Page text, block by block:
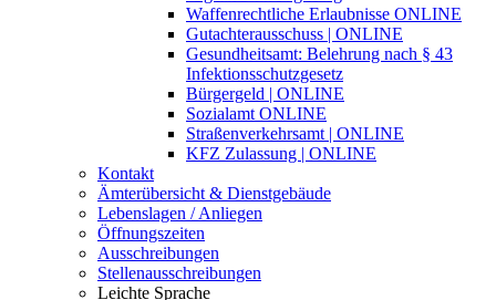
Waffenrechtliche Erlaubnisse ONLINE
Gutachterausschuss | ONLINE
Gesundheitsamt: Belehrung nach § 43
Infektionsschutzgesetz
Bürgergeld | ONLINE
Sozialamt ONLINE
Straßenverkehrsamt | ONLINE
KFZ Zulassung | ONLINE
Kontakt
Ämterübersicht & Dienstgebäude
Lebenslagen / Anliegen
Öffnungszeiten
Ausschreibungen
Stellenausschreibungen
Leichte Sprache